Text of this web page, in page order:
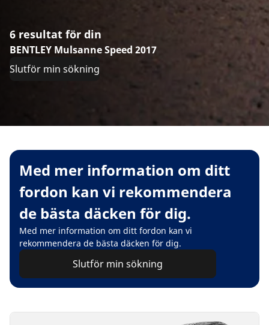
6 resultat för din
BENTLEY Mulsanne Speed 2017
Slutför min sökning
Med mer information om ditt
fordon kan vi rekommendera
de bästa däcken för dig.
Med mer information om ditt fordon kan vi
rekommendera de bästa däcken för dig.
Slutför min sökning